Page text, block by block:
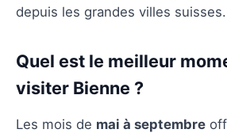
depuis les grandes villes suisses.
Quel est le meilleur
visiter Bienne ?
Les mois de mai à septembre